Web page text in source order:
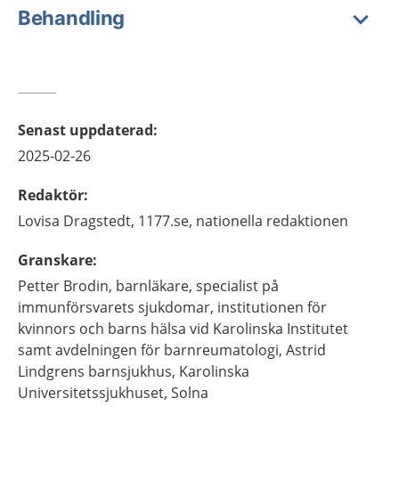
Behandling
Senast uppdaterad:
2025-02-26
Redaktör:
Lovisa Dragstedt, 1177.se, nationella redaktionen
Granskare:
Petter Brodin, barnläkare, specialist på
immunförsvarets sjukdomar, institutionen för
kvinnors och barns hälsa vid Karolinska Institutet
samt avdelningen för barnreumatologi, Astrid
Lindgrens barnsjukhus, Karolinska
Universitetssjukhuset, Solna